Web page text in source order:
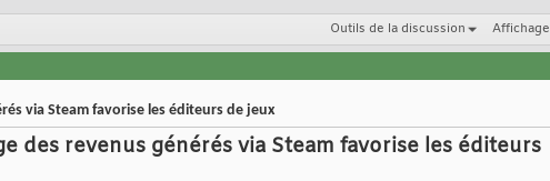
Outils de la discussion Affichage
via Steam favorise les éditeurs de jeux
des revenus générés via Steam favorise les éditeurs